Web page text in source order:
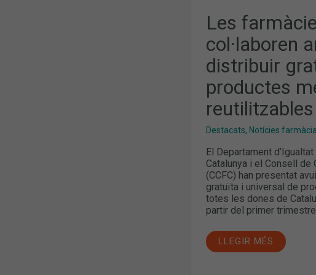
Les
col·laboren
distribuir
productes
Destacats, Notícies farmàcia
El Departament
Catalunya i el Consell de
(CCFC) han presentat
gratuïta i universal de
totes les dones de
partir del primer
LLEGIR MÉS